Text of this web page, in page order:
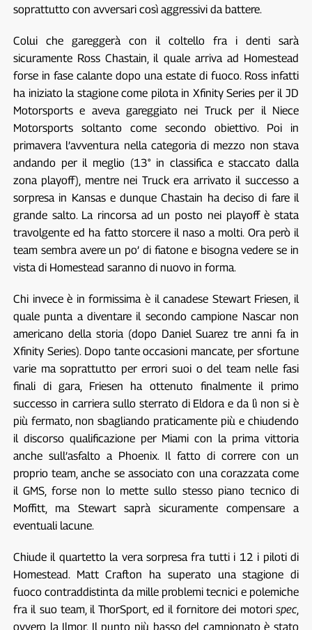
soprattutto con avversari così aggressivi da battere.
Colui che gareggerà con il coltello fra i denti sarà
sicuramente Ross Chastain, il quale arriva ad Homestead
forse in fase calante dopo una estate di fuoco. Ross infatti
ha iniziato la stagione come pilota in Xfinity Series per il JD
Motorsports e aveva gareggiato nei Truck per il Niece
Motorsports soltanto come secondo obiettivo. Poi in
primavera l’avventura nella categoria di mezzo non stava
andando per il meglio (13° in classifica e staccato dalla
zona playoff), mentre nei Truck era arrivato il successo a
sorpresa in Kansas e dunque Chastain ha deciso di fare il
grande salto. La rincorsa ad un posto nei playoff è stata
travolgente ed ha fatto storcere il naso a molti. Ora però il
team sembra avere un po’ di fiatone e bisogna vedere se in
vista di Homestead saranno di nuovo in forma.
Chi invece è in formissima è il canadese Stewart Friesen, il
quale punta a diventare il secondo campione Nascar non
americano della storia (dopo Daniel Suarez tre anni fa in
Xfinity Series). Dopo tante occasioni mancate, per sfortune
varie ma soprattutto per errori suoi o del team nelle fasi
finali di gara, Friesen ha ottenuto finalmente il primo
successo in carriera sullo sterrato di Eldora e da lì non si è
più fermato, non sbagliando praticamente più e chiudendo
il discorso qualificazione per Miami con la prima vittoria
anche sull’asfalto a Phoenix. Il fatto di correre con un
proprio team, anche se associato con una corazzata come
il GMS, forse non lo mette sullo stesso piano tecnico di
Moffitt, ma Stewart saprà sicuramente compensare a
eventuali lacune.
Chiude il quartetto la vera sorpresa fra tutti i 12 i piloti di
Homestead. Matt Crafton ha superato una stagione di
fuoco contraddistinta da mille problemi tecnici e polemiche
fra il suo team, il ThorSport, ed il fornitore dei motorispec,
ovvero la Ilmor. Il punto più basso del campionato è stato